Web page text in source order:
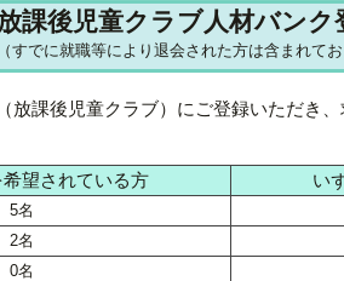
課後児童クラブ人材バンク
（すでに就職等により退会された方は含まれてお
放課後児童クラブ）にご登録いただき
望されている方 い
5名
2名
0名